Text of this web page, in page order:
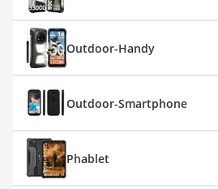
Outdoor-Handy
Outdoor-Smartphone
Phablet